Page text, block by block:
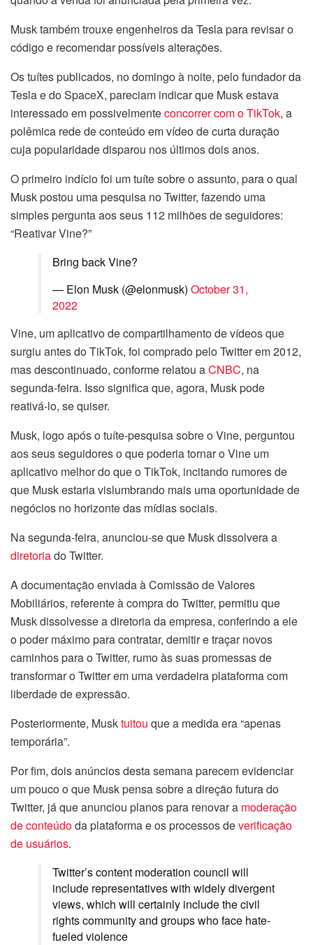
Musk também trouxe engenheiros da Tesla para revisar o
código e recomendar possíveis alterações.
Os tuítes publicados, no domingo à noite, pelo fundador da
Tesla e do SpaceX, pareciam indicar que Musk estava
interessado em possivelmenteconcorrer com o TikTok, a
polêmica rede de conteúdo em vídeo de curta duração
cuja popularidade disparou nos últimos dois anos.
O primeiro indício foi um tuíte sobre o assunto, para o qual
Musk postou uma pesquisa no Twitter, fazendo uma
simples pergunta aos seus 112 milhões de seguidores:
“Reativar Vine?”
Bring back Vine?
— Elon Musk (@elonmusk) October 31,
2022
Vine, um aplicativo de compartilhamento de vídeos que
surgiu antes do TikTok, foi comprado pelo Twitter em 2012,
mas descontinuado, conforme relatou aCNBC, na
segunda-feira. Isso significa que, agora, Musk pode
reativá-lo, se quiser.
Musk, logo após o tuíte-pesquisa sobre o Vine, perguntou
aos seus seguidores o que poderia tornar o Vine um
aplicativo melhor do que o TikTok, incitando rumores de
que Musk estaria vislumbrando mais uma oportunidade de
negócios no horizonte das mídias sociais.
Na segunda-feira, anunciou-se que Musk dissolvera a
diretoriado Twitter.
A documentação enviada à Comissão de Valores
Mobiliários, referente à compra do Twitter, permitiu que
Musk dissolvesse a diretoria da empresa, conferindo a ele
o poder máximo para contratar, demitir e traçar novos
caminhos para o Twitter, rumo às suas promessas de
transformar o Twitter em uma verdadeira plataforma com
liberdade de expressão.
Posteriormente, Musktuitou que a medida era “apenas
temporária”.
Por fim, dois anúncios desta semana parecem evidenciar
um pouco o que Musk pensa sobre a direção futura do
Twitter, já que anunciou planos para renovar a moderação
de conteúdoda plataforma e os processos deverificação
de usuários.
Twitter’s content moderation council will
include representatives with widely divergent
views, which will certainly include the civil
rights community and groups who face hate-
fueled violence